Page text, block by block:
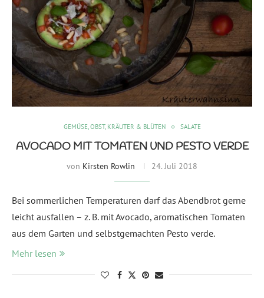
GEMÜSE, OBST, KRÄUTER & BLÜTEN SALATE
AVOCADO MIT TOMATEN UND PESTO VERDE
von Kirsten Rowlin 24. Juli 2018
Bei sommerlichen Temperaturen darf das Abendbrot gerne
leicht ausfallen – z. B. mit Avocado, aromatischen Tomaten
aus dem Garten und selbstgemachten Pesto verde.
Mehr lesen